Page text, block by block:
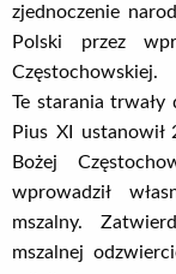
zjednoczenie
Polski przez
Częstochowskiej.
Te starania trwały
Pius XI
Bożej
wprowadził
mszalny.
mszalnej